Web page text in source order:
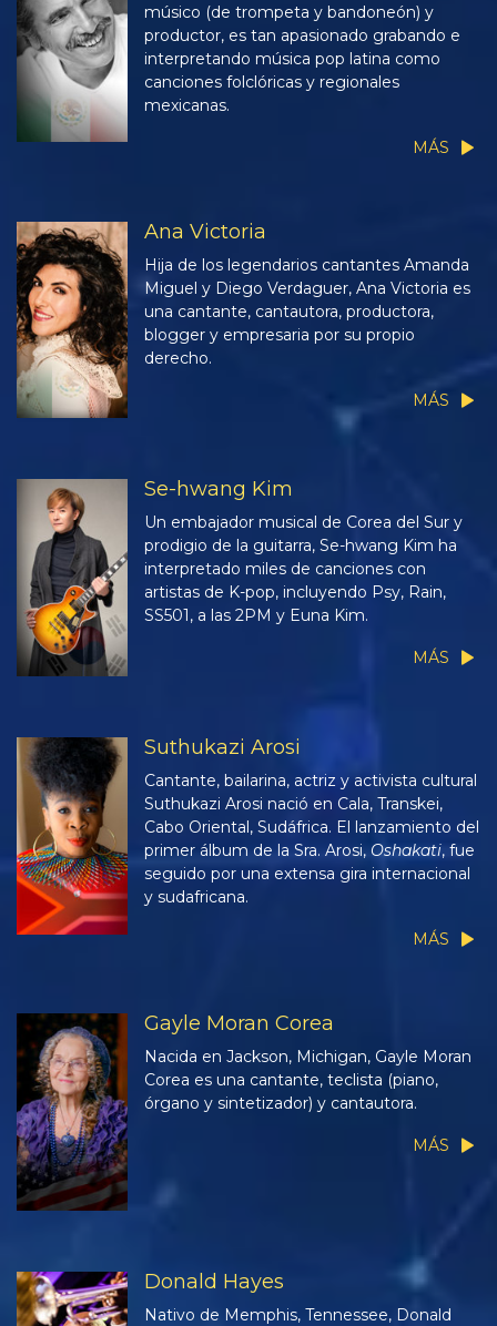
músico (de trompeta y bandoneón) y
productor, es tan apasionado grabando e
interpretando música pop latina como
canciones folclóricas y regionales
mexicanas.
MÁS
Ana Victoria
Hija de los legendarios cantantes Amanda
Miguel y Diego Verdaguer, Ana Victoria es
una cantante, cantautora, productora,
blogger y empresaria por su propio
derecho.
MÁS
Se-hwang Kim
Un embajador musical de Corea del Sur y
prodigio de la guitarra, Se-hwang Kim ha
interpretado miles de canciones con
artistas de K-pop, incluyendo Psy, Rain,
SS501, a las 2PM y Euna Kim.
MÁS
Suthukazi Arosi
Cantante, bailarina, actriz y activista cultural
Suthukazi Arosi nació en Cala, Transkei,
Cabo Oriental, Sudáfrica. El lanzamiento del
primer álbum de la Sra. Arosi, Oshakati, fue
seguido por una extensa gira internacional
y sudafricana.
MÁS
Gayle Moran Corea
Nacida en Jackson, Michigan, Gayle Moran
Corea es una cantante, teclista (piano,
órgano y sintetizador) y cantautora.
MÁS
Donald Hayes
Nativo de Memphis, Tennessee, Donald